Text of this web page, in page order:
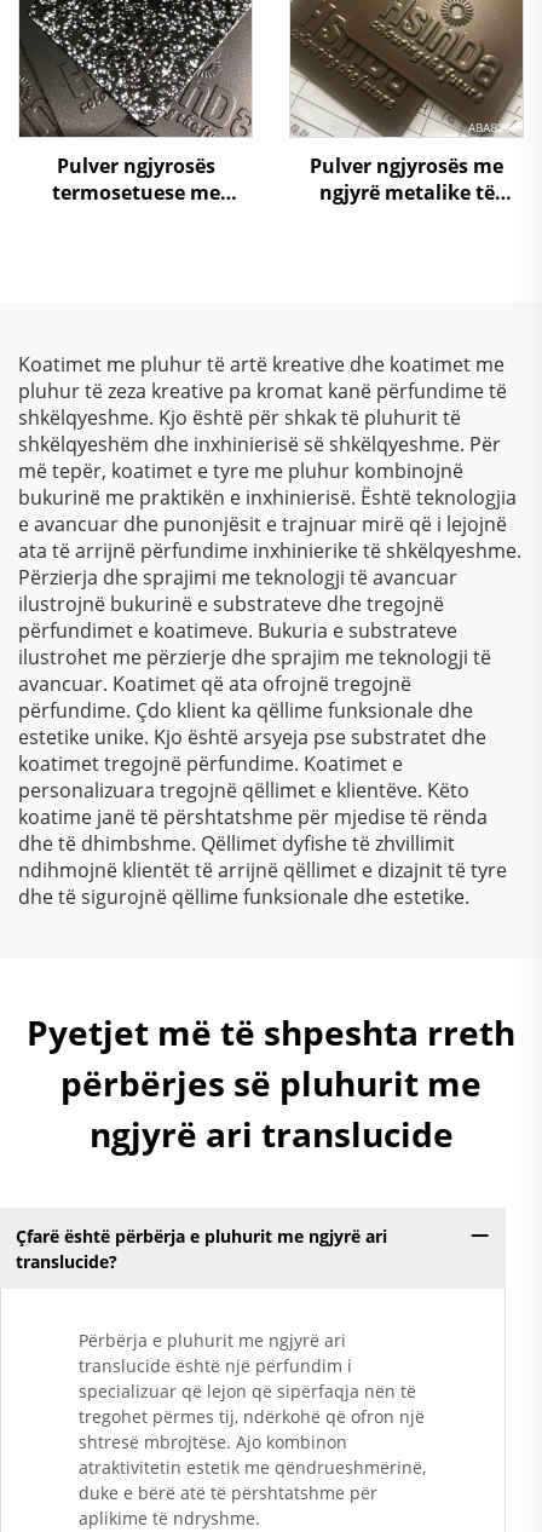
Pulver ngjyrosës
termosetuese me
Pulver ngjyrosës me
ngjyrë metalike të
Koatimet me pluhur të artë kreative dhe koatimet me
pluhur të zeza kreative pa kromat kanë përfundime të
shkëlqyeshme. Kjo është për shkak të pluhurit të
shkëlqyeshëm dhe inxhinierisë së shkëlqyeshme. Për
më tepër, koatimet e tyre me pluhur kombinojnë
bukurinë me praktikën e inxhinierisë. Është teknologjia
e avancuar dhe punonjësit e trajnuar mirë që i lejojnë
ata të arrijnë përfundime inxhinierike të shkëlqyeshme.
Përzierja dhe sprajimi me teknologji të avancuar
ilustrojnë bukurinë e substrateve dhe tregojnë
përfundimet e koatimeve. Bukuria e substrateve
ilustrohet me përzierje dhe sprajim me teknologji të
avancuar. Koatimet që ata ofrojnë tregojnë
përfundime. Çdo klient ka qëllime funksionale dhe
estetike unike. Kjo është arsyeja pse substratet dhe
koatimet tregojnë përfundime. Koatimet e
personalizuara tregojnë qëllimet e klientëve. Këto
koatime janë të përshtatshme për mjedise të rënda
dhe të dhimbshme. Qëllimet dyfishe të zhvillimit
ndihmojnë klientët të arrijnë qëllimet e dizajnit të tyre
dhe të sigurojnë qëllime funksionale dhe estetike.
Pyetjet më të shpeshta rreth
përbërjes së pluhurit me
ngjyrë ari translucide
Çfarë është përbërja e pluhurit me ngjyrë ari
translucide?
Përbërja e pluhurit me ngjyrë ari
translucide është një përfundim i
specializuar që lejon që sipërfaqja nën të
tregohet përmes tij, ndërkohë që ofron një
shtresë mbrojtëse. Ajo kombinon
atraktivitetin estetik me qëndrueshmërinë,
duke e bërë atë të përshtatshme për
aplikime të ndryshme.